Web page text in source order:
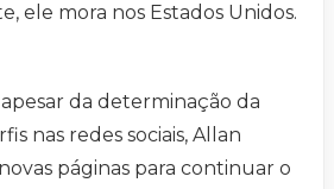
ele mora nos Estados Unidos.
da determinação da
nas redes sociais, Allan
páginas para continuar o